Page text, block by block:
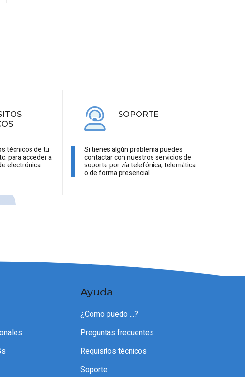
técnicos de tu
para acceder a
electrónica
SOPORTE
Si tienes algún problema puedes
contactar con nuestros servicios de
soporte por vía telefónica, telemática
o de forma presencial
Ayuda
¿Cómo puedo ...?
Preguntas frecuentes
Requisitos técnicos
Soporte